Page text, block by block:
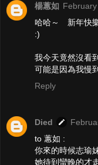
楊蕙如
哈哈～ 新年快
:)
我今天竟然沒看
可能是因為我慢
Reply
Died
to 蕙如 :
你來的時候志瑜
她待到蠻晚的才